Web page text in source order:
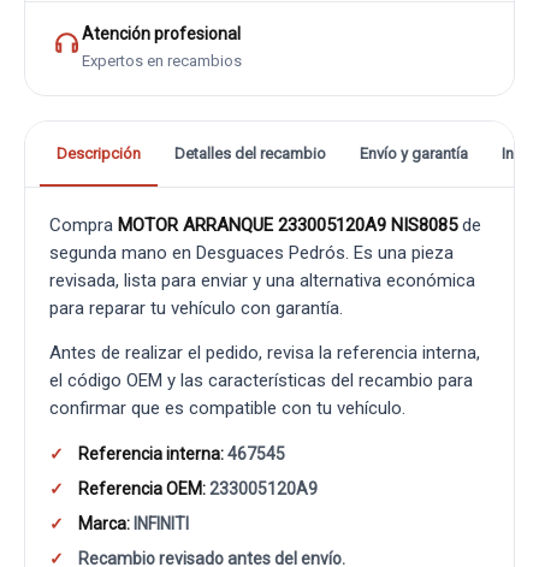
Atención profesional
Expertos en recambios
Descripción Detalles del recambio Envío y garantía
Compra MOTOR ARRANQUE 233005120A9 NIS8085de
segunda mano en Desguaces Pedrós. Es una pieza
revisada, lista para enviar y una alternativa económica
para reparar tu vehículo con garantía.
Antes de realizar el pedido, revisa la referencia interna,
el código OEM y las características del recambio para
confirmar que es compatible con tu vehículo.
Referencia interna:467545
Referencia OEM:233005120A9
Marca: INFINITI
Recambio revisado antes del envío.